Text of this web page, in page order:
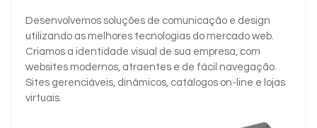
Desenvolvemos soluções de comunicação e design
utilizando as melhores tecnologias do mercado web.
Criamos a identidade visual de sua empresa, com
websites modernos, atraentes e de fácil navegação.
Sites gerenciáveis, dinâmicos, catálogos on-line e lojas
virtuais.